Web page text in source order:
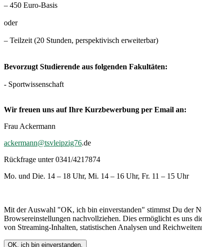
– 450 Euro-Basis
oder
– Teilzeit (20 Stunden, perspektivisch erweiterbar)
Bevorzugt Studierende aus folgenden Fakultäten:
- Sportwissenschaft
Wir freuen uns auf Ihre Kurzbewerbung per Email an:
Frau Ackermann
ackermann@tsvleipzig76.de
Rückfrage unter 0341/4217874
Mo. und Die. 14 – 18 Uhr, Mi. 14 – 16 Uhr, Fr. 11 – 15 Uhr
Mit der Auswahl "OK, ich bin einverstanden" stimmst Du der
Browsereinstellungen nachvollziehen. Dies ermöglicht es uns
von Streaming-Inhalten, statistischen Analysen und
OK, ich bin einverstanden.